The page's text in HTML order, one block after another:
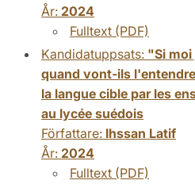
År: 2024
Fulltext (PDF)
Kandidatuppsats: "Si moi
quand vont-ils
la langue cible par les
au lycée suédois
Författare: Ihssan Latif
År: 2024
Fulltext (PDF)